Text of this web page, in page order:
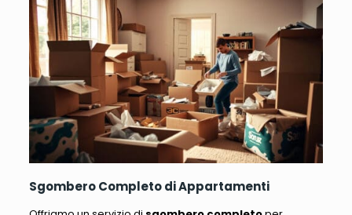
Sgombero Completo di Appartamenti